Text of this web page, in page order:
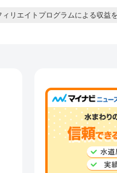
リエイトプログラムによる収益を